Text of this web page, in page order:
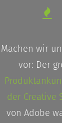
Machen wir
vor: Der
der Creative
von Adobe